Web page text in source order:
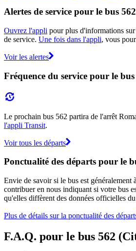
Alertes de service pour le bus
Ouvrez l'appli pour plus d'informations
de service. Une fois dans l'appli, vous
Voir les alertes
Fréquence du service pour le
Le prochain bus 562 partira de l'arrêt
l'appli Transit.
Voir tous les départs
Ponctualité des départs pour le
Envie de savoir si le bus est
contribuer en nous indiquant si votre bus
qu'elles diffèrent des données officielles
Plus de détails sur la ponctualité des
F.A.Q. pour le bus 562